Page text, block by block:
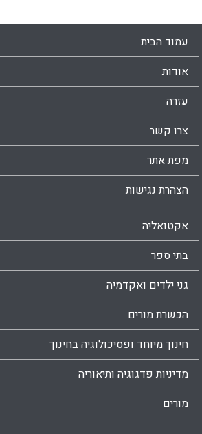
WhatsApp
Facebook
Email
X
עמוד הבית
אודות
עזרה
צרו קשר
מפת אתר
הצהרת נגישות
אקטואליה
בתי ספר
גני ילדים ואקדמיה
הכשרת מורים
חינוך מיוחד ופסיכולוגיה בחינוך
מדיניות פדגוגיה ותיאוריה
מורים